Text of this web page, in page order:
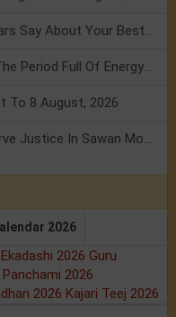
To 8 August, 2026
2026
2026 Guru
Panchami 2026
2026 Kajari Teej 2026